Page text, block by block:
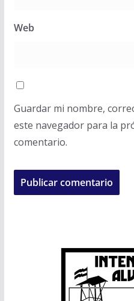
Web
Guardar mi nombre,
este navegador para la
comentario.